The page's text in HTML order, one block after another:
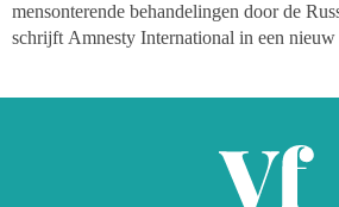
mensonterende behandelingen door de
schrijft Amnesty International in een